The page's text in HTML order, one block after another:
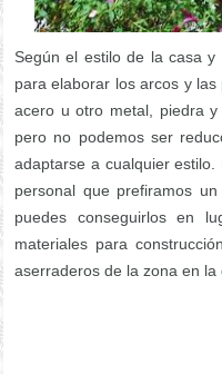
Según el estilo de la casa
para elaborar los arcos y
acero u otro metal, piedra
pero no podemos ser
adaptarse a cualquier
personal que prefiramos
puedes conseguirlos en
materiales para
aserraderos de la zona en la